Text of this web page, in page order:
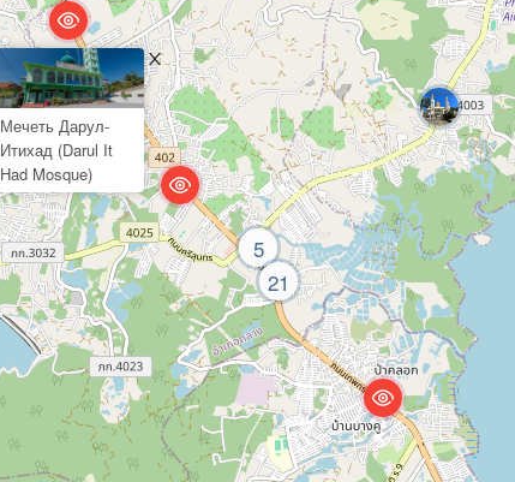
21
5
Мечеть Дарул-
Итихад (Darul It
Had Mosque)